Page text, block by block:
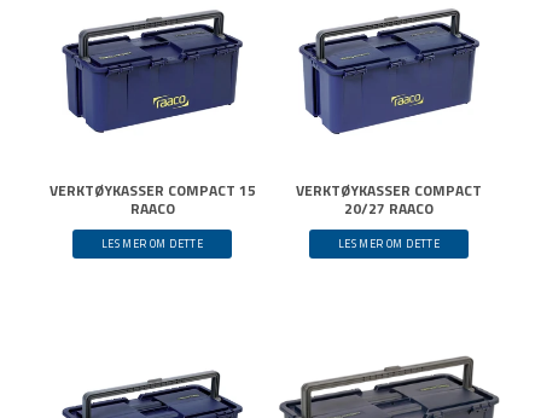
VERKTØYKASSER COMPACT 15
RAACO
LES MER OM DETTE
VERKTØYKASSER COMPACT
20/27 RAACO
LES MER OM DETTE